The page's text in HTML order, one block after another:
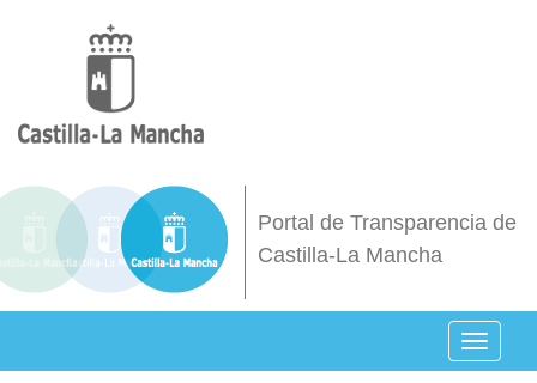
Portal de Transparencia de
Castilla-La Mancha
Toggle